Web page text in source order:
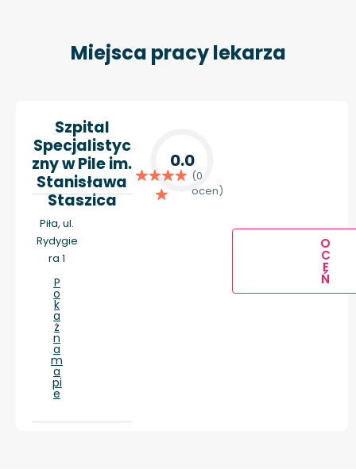
Miejsca pracy lekarza
Szpital
Specjalistyc
zny w Pile im.
Stanisława
Staszica
Piła, ul.
Rydygie
ra 1
P
o
k
a
ż
n
a
m
a
pi
e
0.0
(0
ocen)
O
C
E
Ń